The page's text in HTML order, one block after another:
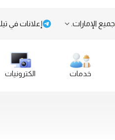
جميع الإمارات. إعلانات في
خدمات الكترونيات